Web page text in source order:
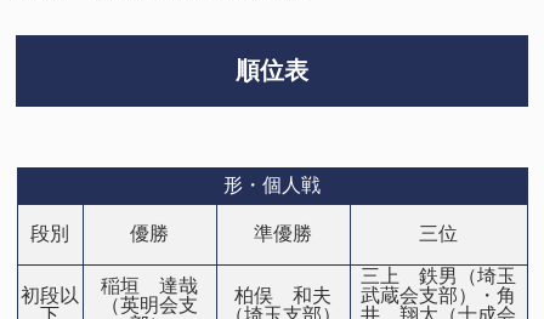
順位表
形・個人戦
段別 優勝 準優勝 三位
初段以
下
稲垣 達哉
（英明会支
柏俣 和夫
（埼玉支部）
三上 鉄男（埼玉
武蔵会支部）・角
井 翔太（士成会